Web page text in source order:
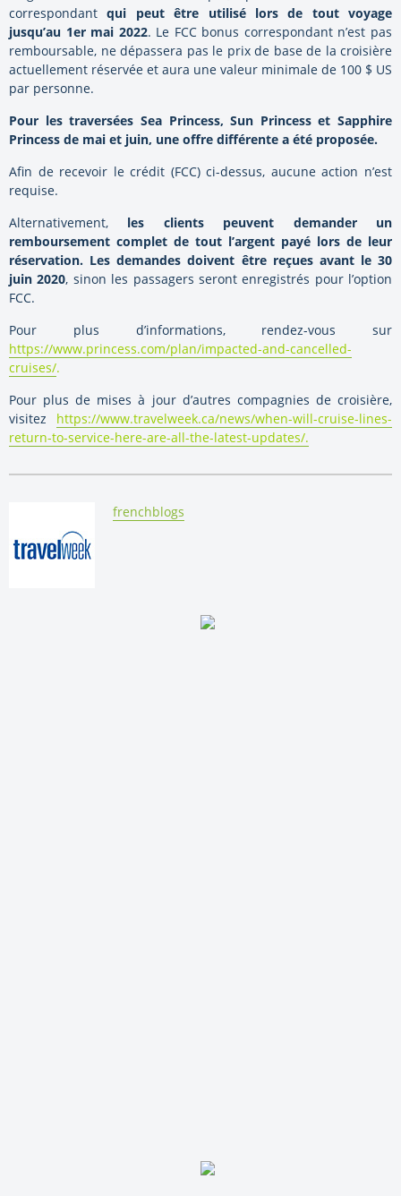
correspondantqui peut être utilisé lors de tout voyage
jusqu’au 1er mai 2022. Le FCC bonus correspondant n’est pas
remboursable, ne dépassera pas le prix de base de la croisière
actuellement réservée et aura une valeur minimale de 100 $ US
par personne.
Pour les traversées Sea Princess, Sun Princess et Sapphire
Princess de mai et juin, une offre différente a été proposée.
Afin de recevoir le crédit (FCC) ci-dessus, aucune action n’est
requise.
Alternativement, les clients peuvent demander un
remboursement complet de tout l’argent payé lors de leur
réservation. Les demandes doivent être reçues avant le 30
juin 2020, sinon les passagers seront enregistrés pour l’option
FCC.
Pour plus d’informations, rendez-vous sur
https://www.princess.com/plan/impacted-and-cancelled-
cruises/.
Pour plus de mises à jour d’autres compagnies de croisière,
visitez https://www.travelweek.ca/news/when-will-cruise-lines-
return-to-service-here-are-all-the-latest-updates/.
By:
frenchblogs